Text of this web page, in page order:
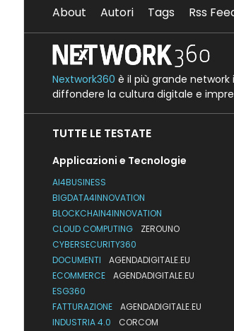
About Autori Tags Rss
Nextwork360 è il più grande network
diffondere la cultura digitale e
TUTTE LE TESTATE
Applicazioni e Tecnologie
AI4BUSINESS
BIGDATA4INNOVATION
BLOCKCHAIN4INNOVATION
CLOUD COMPUTING
ZEROUNO
CYBERSECURITY360
DOCUMENTI
AGENDADIGITALE.EU
ECOMMERCE
AGENDADIGITALE.EU
ESG360
FATTURAZIONE
AGENDADIGITALE.EU
INDUSTRIA 4.0
CORCOM